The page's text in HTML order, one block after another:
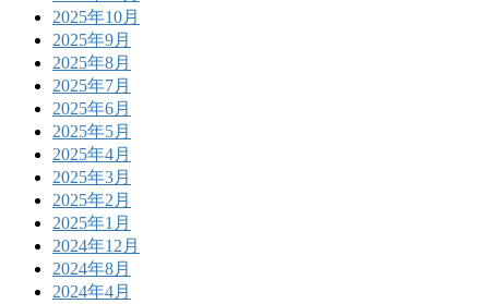
2025年10月
2025年9月
2025年8月
2025年7月
2025年6月
2025年5月
2025年4月
2025年3月
2025年2月
2025年1月
2024年12月
2024年8月
2024年4月